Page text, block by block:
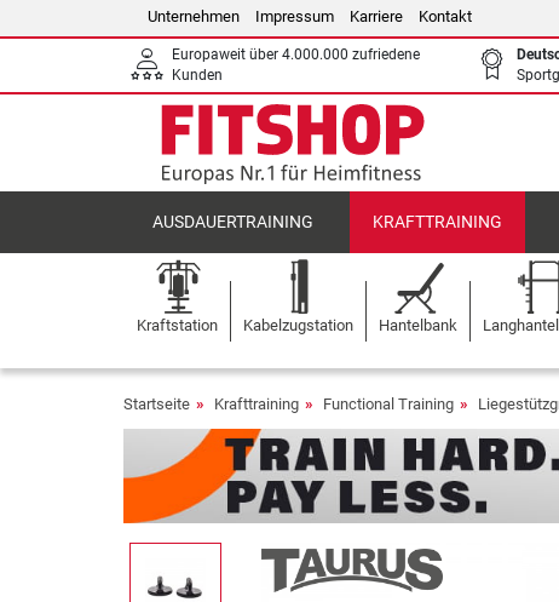
Unternehmen Impressum Karriere Kontakt
Europaweit über 4.000.000 zufriedene
Kunden
AUSDAUERTRAINING KRAFTTRAINING
Kraftstation Kabelzugstation Hantelbank
Startseite Krafttraining Functional Training